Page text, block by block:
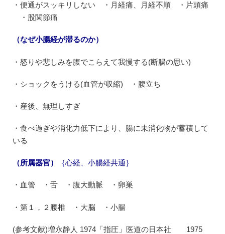
・便通がスッキリしない ・月経痛、月経不順 ・片頭痛
・股関節痛
（なぜ小腸経が滞るのか）
・怒りや悲しみを腹でこらえて我慢する(断腸の思い)
・ショックをうける(血管が収縮) ・腹立ち
・産後、無理しすぎ
・食べ過ぎや消化力低下により、腸に未消化物が蓄積して
いる
（所属器官） ｛心経、小腸経共通｝
・血管 ・舌 ・腹大動脈 ・卵巣
・第１，２腰椎 ・大脳 ・小腸
(参考文献)増永静人 1974「指圧」医道の日本社 1975